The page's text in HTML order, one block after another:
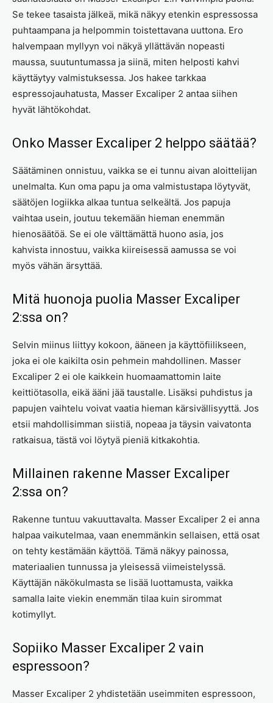
Se tekee tasaista jälkeä, mikä näkyy etenkin espressossa
puhtaampana ja helpommin toistettavana uuttona. Ero
halvempaan myllyyn voi näkyä yllättävän nopeasti
maussa, suutuntumassa ja siinä, miten helposti kahvi
käyttäytyy valmistuksessa. Jos hakee tarkkaa
espressojauhatusta, Masser Excaliper 2 antaa siihen
hyvät lähtökohdat.
Onko Masser Excaliper 2 helppo säätää?
Säätäminen onnistuu, vaikka se ei tunnu aivan aloittelijan
unelmalta. Kun oma papu ja oma valmistustapa löytyvät,
säätöjen logiikka alkaa tuntua selkeältä. Jos papuja
vaihtaa usein, joutuu tekemään hieman enemmän
hienosäätöä. Se ei ole välttämättä huono asia, jos
kahvista innostuu, vaikka kiireisessä aamussa se voi
myös vähän ärsyttää.
Mitä huonoja puolia Masser Excaliper
2:ssa on?
Selvin miinus liittyy kokoon, ääneen ja käyttöfiilikseen,
joka ei ole kaikilta osin pehmein mahdollinen. Masser
Excaliper 2 ei ole kaikkein huomaamattomin laite
keittiötasolla, eikä ääni jää taustalle. Lisäksi puhdistus ja
papujen vaihtelu voivat vaatia hieman kärsivällisyyttä. Jos
etsii mahdollisimman siistiä, nopeaa ja täysin vaivatonta
ratkaisua, tästä voi löytyä pieniä kitkakohtia.
Millainen rakenne Masser Excaliper
2:ssa on?
Rakenne tuntuu vakuuttavalta. Masser Excaliper 2 ei anna
halpaa vaikutelmaa, vaan enemmänkin sellaisen, että osat
on tehty kestämään käyttöä. Tämä näkyy painossa,
materiaalien tunnussa ja yleisessä viimeistelyssä.
Käyttäjän näkökulmasta se lisää luottamusta, vaikka
samalla laite viekin enemmän tilaa kuin sirommat
kotimyllyt.
Sopiiko Masser Excaliper 2 vain
espressoon?
Masser Excaliper 2 yhdistetään useimmiten espressoon,